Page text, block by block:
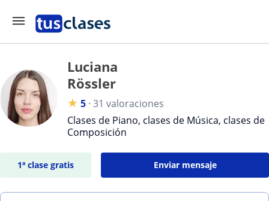
Luciana
Rössler
★ 5 · 31 valoraciones
Clases de Piano, clases de Música, clases de
Composición
1ª clase gratis Enviar mensaje